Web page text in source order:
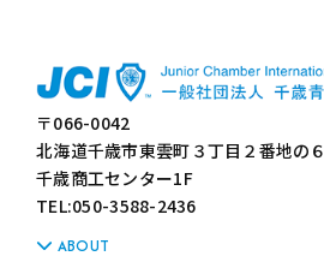
〒066-0042
北海道千歳市東雲町３丁目２番地の６
千歳商工センター1F
TEL:050-3588-2436
ABOUT